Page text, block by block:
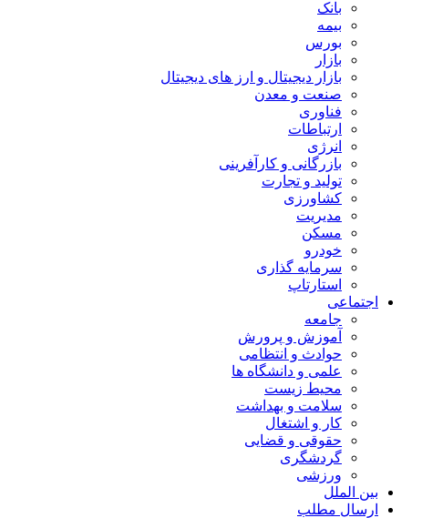
بانک
بیمه
بورس
بازار
بازار دیجیتال و ارز های دیجیتال
صنعت و معدن
فناوری
ارتباطات
انرژی
بازرگانی و کارآفرینی
تولید و تجارت
کشاورزی
مدیریت
مسکن
خودرو
سرمایه گذاری
استارتاپ
اجتماعی
جامعه
آموزش و پرورش
حوادث و انتظامی
علمی و دانشگاه ها
محیط زیست
سلامت و بهداشت
کار و اشتغال
حقوقی و قضایی
گردشگری
ورزشی
بین الملل
ارسال مطلب